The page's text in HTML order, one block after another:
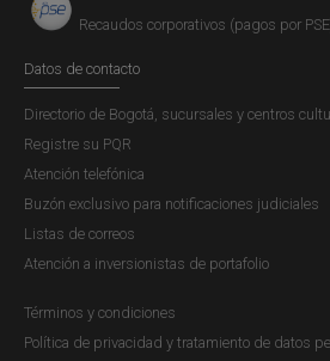
Recaudos corporativos (pagos por
Datos de contacto
Directorio de Bogotá, sucursales y centros
Registre su PQR
Atención telefónica
Buzón exclusivo para notificaciones judiciales
Listas de correos
Atención a inversionistas de portafolio
Términos y condiciones
Política de privacidad y tratamiento de datos